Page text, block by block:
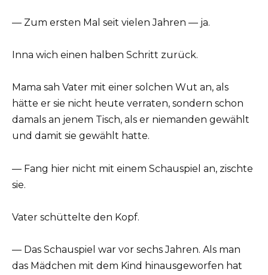
— Zum ersten Mal seit vielen Jahren — ja.
Inna wich einen halben Schritt zurück.
Mama sah Vater mit einer solchen Wut an, als
hätte er sie nicht heute verraten, sondern schon
damals an jenem Tisch, als er niemanden gewählt
und damit sie gewählt hatte.
— Fang hier nicht mit einem Schauspiel an, zischte
sie.
Vater schüttelte den Kopf.
— Das Schauspiel war vor sechs Jahren. Als man
das Mädchen mit dem Kind hinausgeworfen hat